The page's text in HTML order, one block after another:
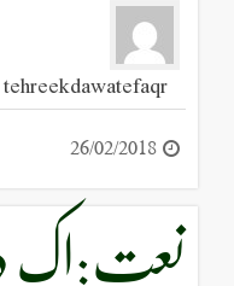
tehreekdawatefaqr
26/02/2018
نعت:اک